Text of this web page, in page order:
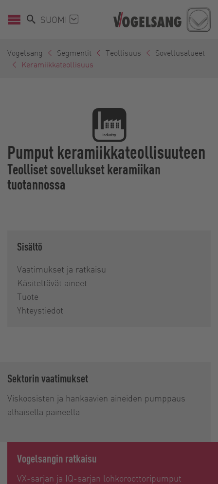
SUOMI
Vogelsang Segmentit Teollisuus
Sovellusalueet
Keramiikkateollisuus
Pumput keramiikkateollisuuteen
Teolliset sovellukset keramiikan
tuotannossa
Sisältö
Vaatimukset ja ratkaisu
Käsiteltävät aineet
Tuote
Yhteystiedot
Sektorin vaatimukset
Viskoosisten ja hankaavien aineiden pumppaus
alhaisella paineella
Vogelsangin ratkaisu
VX-sarjan ja IQ-sarjan lohkoroottoripumput